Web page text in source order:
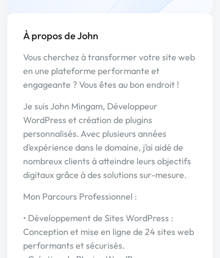
À propos de John
Vous cherchez à transformer votre site web
en une plateforme performante et
engageante ? Vous êtes au bon endroit !
Je suis John Mingam, Développeur
WordPress et création de plugins
personnalisés. Avec plusieurs années
d’expérience dans le domaine, j’ai aidé de
nombreux clients à atteindre leurs objectifs
digitaux grâce à des solutions sur-mesure.
Mon Parcours Professionnel :
• Développement de Sites WordPress :
Conception et mise en ligne de 24 sites web
performants et sécurisés.